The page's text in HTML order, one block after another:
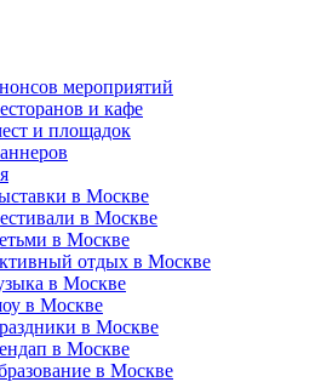
мероприятий
и кафе
и площадок
в Москве
в Москве
в Москве
отдых в Москве
в Москве
в Москве
в Москве
в Москве
в Москве